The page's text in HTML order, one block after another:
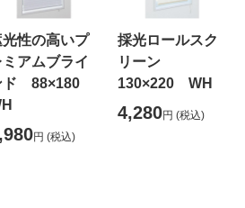
光性の高いプ
ミアムブライ
ド 88×180
円 (税込)
採光ロールスク
リーン
130×220 WH
4,280円 (税込)